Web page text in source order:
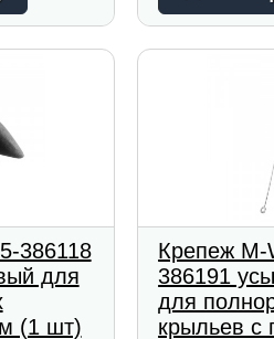
386118
для
(1 шт)
Крепеж M-
386191
для
крыльев с